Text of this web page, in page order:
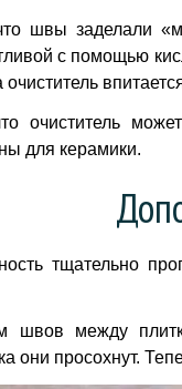
швы заделали
с помощью
очиститель
для керамики.
тщательно
швов между
они просохнут.